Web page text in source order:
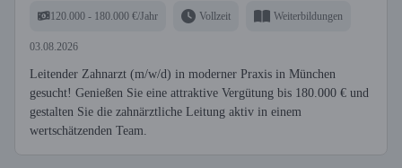
120.000 - 180.000 €/Jahr Vollzeit Weiterbildungen
03.08.2026
Leitender Zahnarzt (m/w/d) in moderner Praxis in München
gesucht! Genießen Sie eine attraktive Vergütung bis 180.000 € und
gestalten Sie die zahnärztliche Leitung aktiv in einem
wertschätzenden Team.